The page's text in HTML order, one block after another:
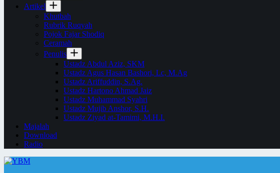
Artikel
Khutbah
Rubrik Ruqyah
Pojok Fajar Shodiq
Ceramah
Penulis
Ustadz Abdul Aziz, SKM
Ustadz Agus Hasan Bashori, Lc, M.Ag
Ustadz Ariffuddin, S.Ag.
Ustadz Hartono Ahmad Jaiz
Ustadz Muhammad Syahri
Ustadz Mujib Anshor, S.H.
Ustadz Ziyad at-Tamimi, M.H.I.
Majalah
Download
Radio